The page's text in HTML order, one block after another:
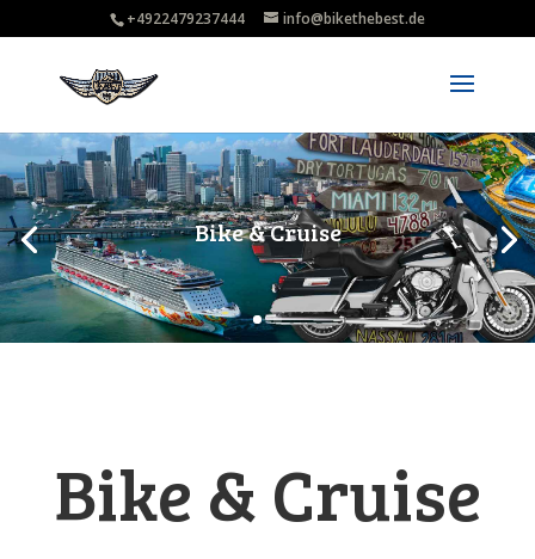
+4922479237444 info@bikethebest.de
Bike & Cruise
Bike & Cruise